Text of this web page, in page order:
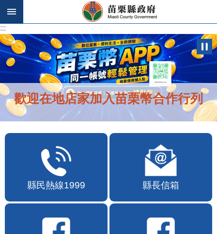
跳到主要內容區塊
:::
:::
歡迎在地店家加入苗栗幣合作行列
縣民熱線1999 縣長信箱